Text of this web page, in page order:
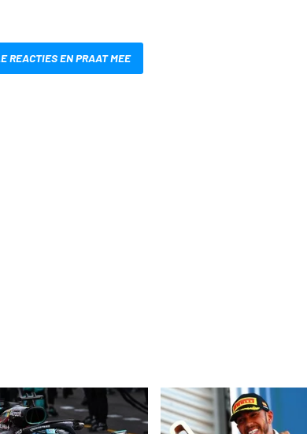
REACTIES EN PRAAT MEE